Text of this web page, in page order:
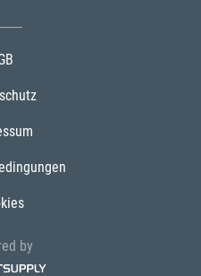
by